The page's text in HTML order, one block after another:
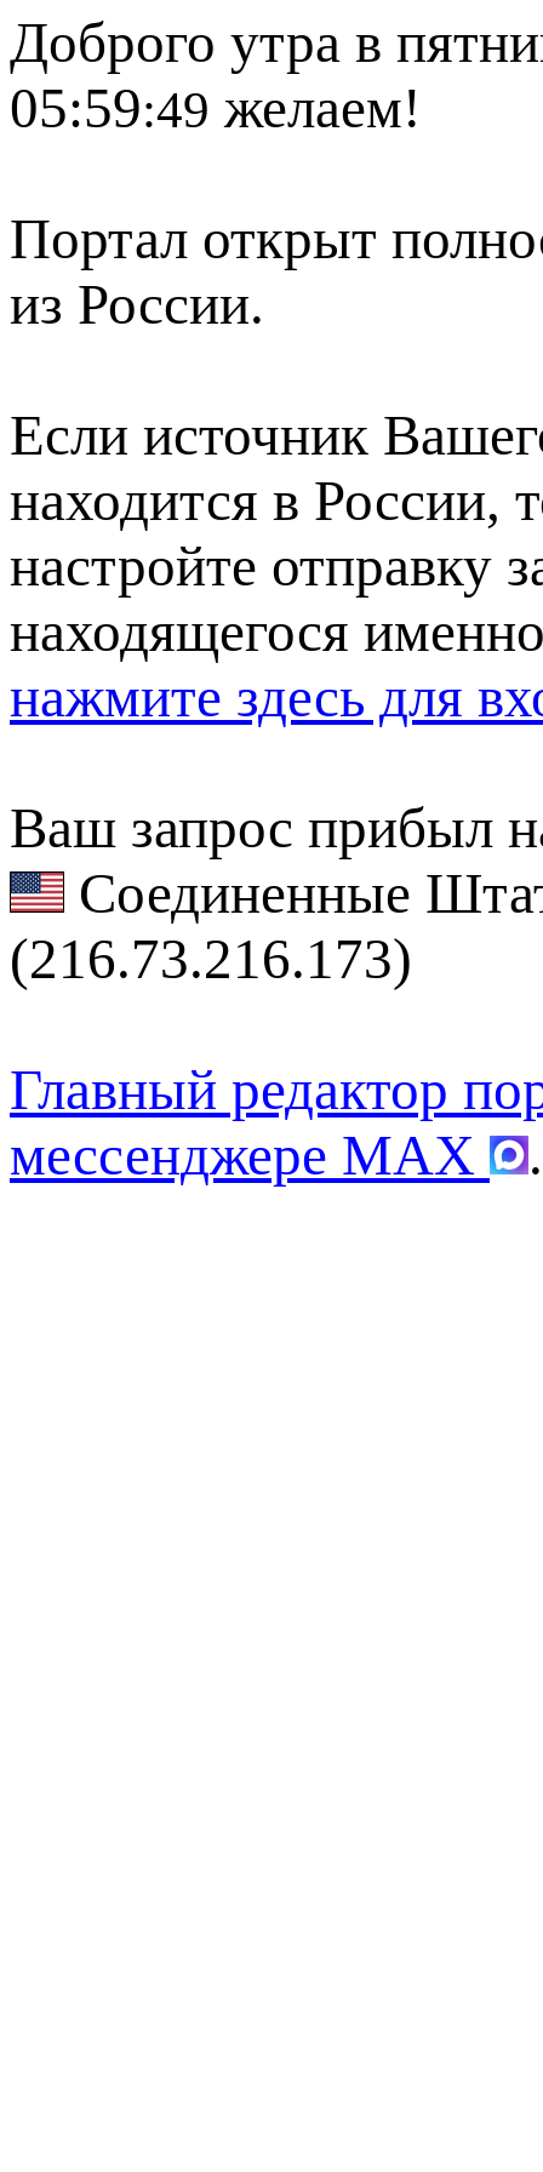
Доброго утра в
05:59:49 желаем!
Портал открыт
из России.
Если источник
находится в России,
настройте отправку
находящегося
нажмите здесь для
Ваш запрос прибыл
Соединенные
(216.73.216.173)
Главный редактор
мессенджере MAX
.